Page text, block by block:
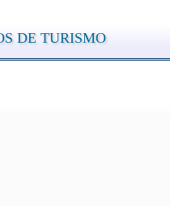
DE TURISMO